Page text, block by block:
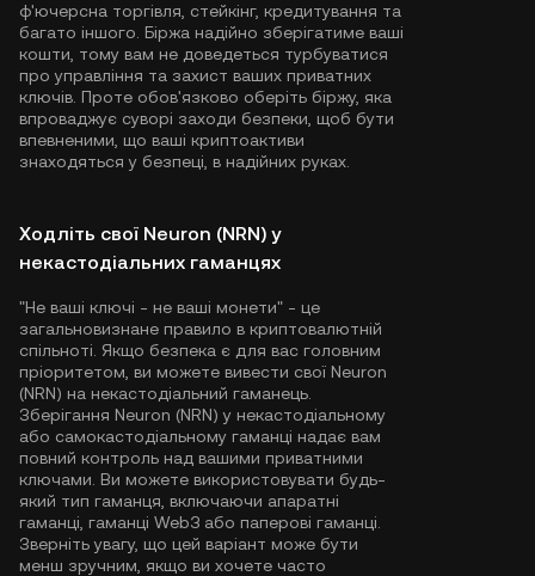
ф'ючерсна торгівля, стейкінг, кредитування та
багато іншого. Біржа надійно зберігатиме ваші
кошти, тому вам не доведеться турбуватися
про управління та захист ваших приватних
ключів. Проте обов'язково оберіть біржу, яка
впроваджує суворі заходи безпеки, щоб бути
впевненими, що ваші криптоактиви
знаходяться у безпеці, в надійних руках.
Ходліть свої Neuron (NRN) у
некастодіальних гаманцях
"Не ваші ключі - не ваші монети" - це
загальновизнане правило в криптовалютній
спільноті. Якщо безпека є для вас головним
пріоритетом, ви можете вивести свої Neuron
(NRN) на некастодіальний гаманець.
Зберігання Neuron (NRN) у некастодіальному
або самокастодіальному гаманці надає вам
повний контроль над вашими приватними
ключами. Ви можете використовувати будь-
який тип гаманця, включаючи апаратні
гаманці, гаманці Web3 або паперові гаманці.
Зверніть увагу, що цей варіант може бути
менш зручним, якщо ви хочете часто